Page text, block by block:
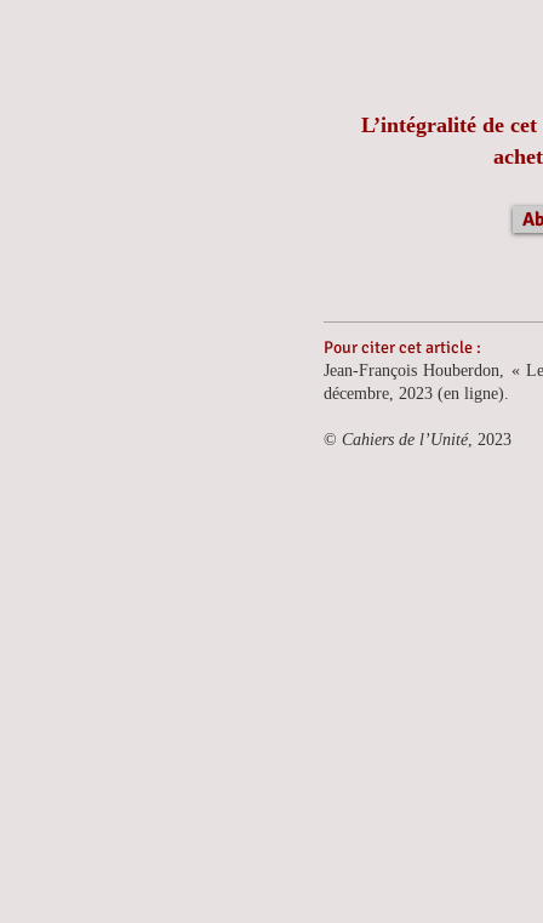
L’intégralitéde cet
Pour citer cet article :
Jean-François Houberdon, «
décembre, 2023 (en ligne).
© Cahiers de l’Unité, 2023